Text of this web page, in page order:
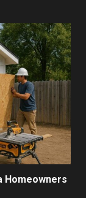
Homeowners